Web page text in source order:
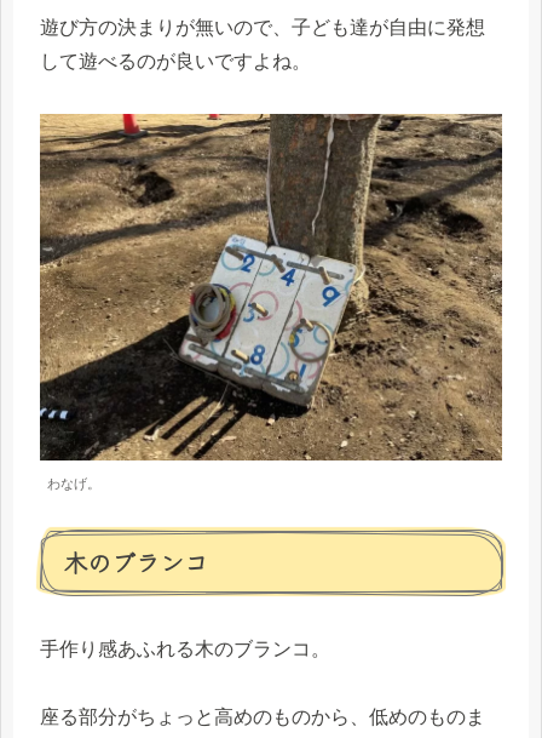
遊び方の決まりが無いので、子ども達が自由に発想
して遊べるのが良いですよね。
わなげ。
木のブランコ
手作り感あふれる木のブランコ。
座る部分がちょっと高めのものから、低めのものま